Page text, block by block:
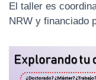
El taller es
NRW y financiado